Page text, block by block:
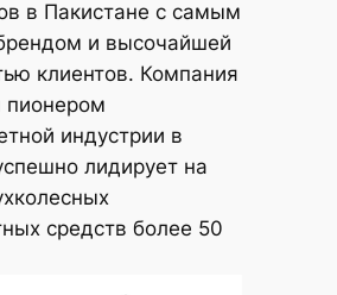
в Пакистане с самым
и высочайшей
клиентов. Компания
пионером
индустрии в
лидирует на
средств более 50